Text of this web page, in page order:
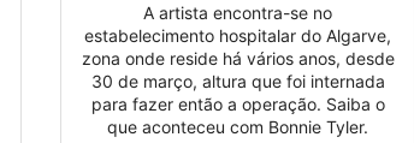
A artista encontra-se no
estabelecimento hospitalar do Algarve,
zona onde reside há vários anos, desde
30 de março, altura que foi internada
para fazer então a operação. Saiba o
que aconteceu com Bonnie Tyler.